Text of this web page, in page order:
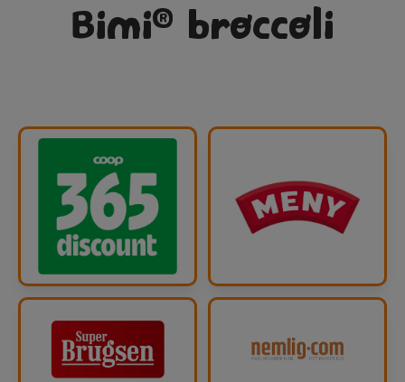
Bimi® broccoli